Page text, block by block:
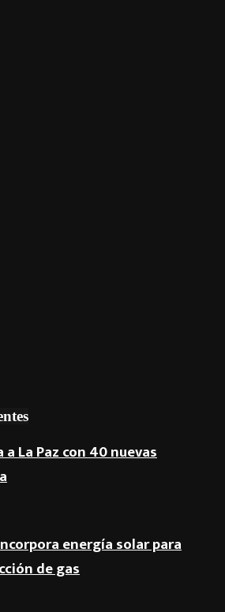
La Paz con 40 nuevas
energía solar para
de gas